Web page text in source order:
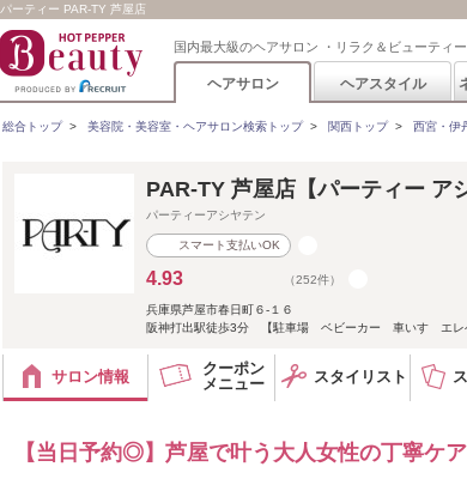
パーティー PAR-TY 芦屋店
国内最大級のヘアサロン ・リラク＆ビューティ
ヘアサロン ヘアスタイル
総合トップ> 美容院・美容室・ヘアサロン検索トップ> 関西トップ> 西宮・伊
PAR-TY 芦屋店【パーティー ア
パーティーアシヤテン
スマート支払いOK
4.93 （252件）
兵庫県芦屋市春日町６‐１６
阪神打出駅徒歩3分 【駐車場 ベビーカー 車いす エレ
サロン情報
クーポン
メニュー
スタイリスト
【当日予約◎】芦屋で叶う大人女性の丁寧